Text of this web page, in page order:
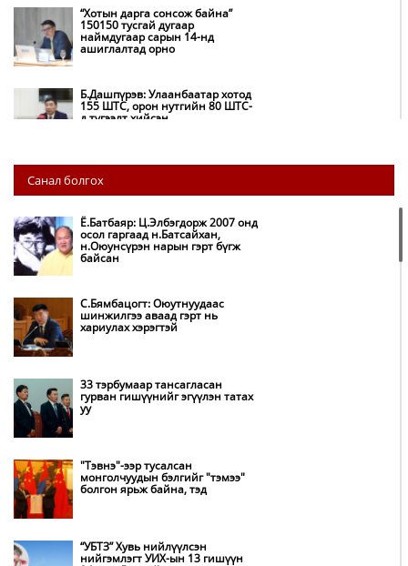
“Хотын дарга сонсож байна”
150150 тусгай дугаар
наймдугаар сарын 14-нд
ашиглалтад орно
Б.Дашпүрэв: Улаанбаатар хотод
155 ШТС, орон нутгийн 80 ШТС-
д түгээлт хийсэн
НИТХ: Багануур ХК-ийг түшиглэн
нүүрс-пиролизийн үйлдвэр
байгуулж, ирэх оноос хагас кокс
Амаргүй цаг үеийг ирэх
НИТХ-ын төлөөлөгчид COP17
Монгол Улс “COP17”-д “Тал
Нөөцийн махны худалдаа,
Санал болгох
Ё.Батбаяр: Ц.Элбэгдорж 2007 онд
осол гаргаад н.Батсайхан,
н.Оюунсүрэн нарын гэрт бүгж
байсан
С.Бямбацогт: Оюутнуудаас
шинжилгээ аваад гэрт нь
хариулах хэрэгтэй
33 тэрбумаар тансагласан
гурван гишүүнийг эгүүлэн татах
уу
"Тэвнэ"-ээр тусалсан
монголчуудын бэлгийг "тэмээ"
болгон ярьж байна, тэд
“УБТЗ” Хувь нийлүүлсэн
нийгэмлэгт УИХ-ын 13 гишүүн